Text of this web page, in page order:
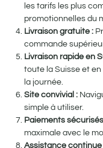
les tarifs les plus
promotionnelles du
Livraison gratuite :
commande
Livraison rapide en
toute la Suisse et en
la journée.
Site convivial :
simple à utiliser.
Paiements
maximale avec le
Assistance continue